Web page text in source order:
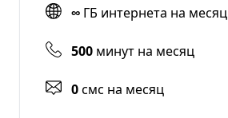
∞ ГБ интернета на месяц
500 минут на месяц
0смс на месяц